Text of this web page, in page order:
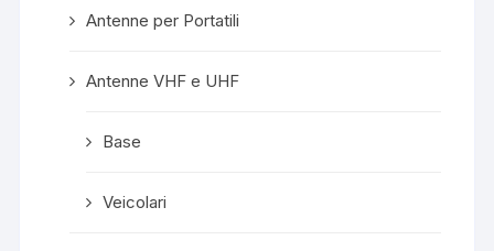
Antenne per Portatili
Antenne VHF e UHF
Base
Veicolari